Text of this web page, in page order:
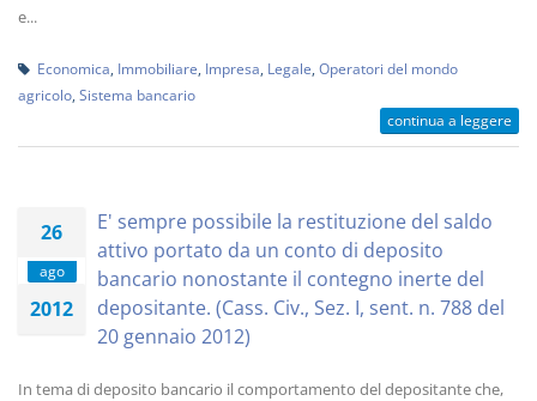
e...
Economica Immobiliare Impresa Legale Operatori del mondo
agricolo Sistema bancario
continua a leggere
26
ago
2012
E' sempre possibile la restituzione del saldo
attivo portato da un conto di deposito
bancario nonostante il contegno inerte del
depositante. (Cass. Civ., Sez. I, sent. n. 788 del
20 gennaio 2012)
In tema di deposito bancario il comportamento del depositante che,